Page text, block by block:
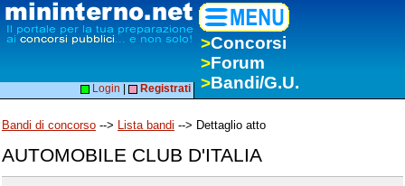
>Concorsi
>Forum
>Bandi/G.U.
Login Registrati
Bandi di concorso --> Lista bandi --> Dettaglio atto
AUTOMOBILE CLUB D'ITALIA